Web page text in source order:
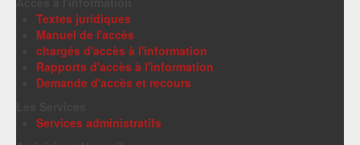
Textes juridiques
Manuel de l'accès
chargés d'accès à l'information
Rapports d'accès à l'information
Demande d'accès et recours
Services administratifs